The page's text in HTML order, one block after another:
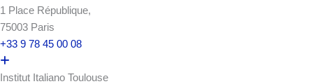
1 Place République,
75003 Paris
+33 9 78 45 00 08
Institut Italiano Toulouse